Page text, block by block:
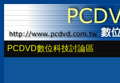
PCDVD數位科技討論區